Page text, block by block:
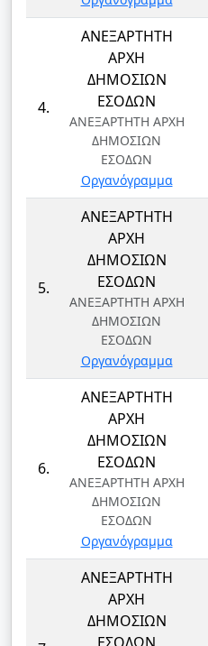
4.
ΑΝΕΞΑΡΤΗΤΗ
ΑΡΧΗ
ΔΗΜΟΣΙΩΝ
ΕΣΟΔΩΝ
ΑΝΕΞΑΡΤΗΤΗ ΑΡΧΗ
ΔΗΜΟΣΙΩΝ
ΕΣΟΔΩΝ
Οργανόγραμμα
5.
ΑΝΕΞΑΡΤΗΤΗ
ΑΡΧΗ
ΔΗΜΟΣΙΩΝ
ΕΣΟΔΩΝ
ΑΝΕΞΑΡΤΗΤΗ ΑΡΧΗ
ΔΗΜΟΣΙΩΝ
ΕΣΟΔΩΝ
Οργανόγραμμα
6.
ΑΝΕΞΑΡΤΗΤΗ
ΑΡΧΗ
ΔΗΜΟΣΙΩΝ
ΕΣΟΔΩΝ
ΑΝΕΞΑΡΤΗΤΗ ΑΡΧΗ
ΔΗΜΟΣΙΩΝ
ΕΣΟΔΩΝ
Οργανόγραμμα
ΑΝΕΞΑΡΤΗΤΗ
ΑΡΧΗ
ΔΗΜΟΣΙΩΝ